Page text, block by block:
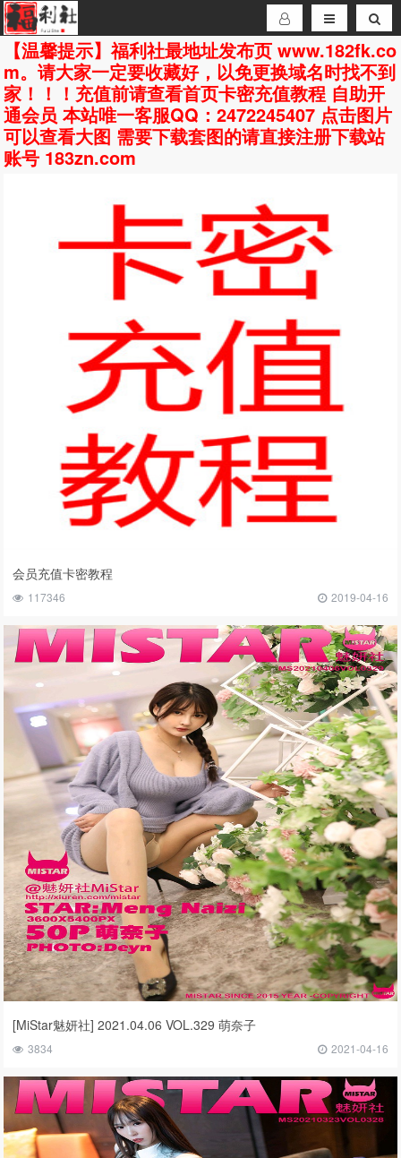
【温馨提示】福利社最地址发布页 www.182fk.co
m。请大家一定要收藏好，以免更换域名时找不到
家！！！充值前请查看首页卡密充值教程 自助开
通会员 本站唯一客服QQ：2472245407 点击图片
可以查看大图 需要下载套图的请直接注册下载站
账号 183zn.com
会员充值卡密教程
117346 2019-04-16
[MiStar魅妍社] 2021.04.06 VOL.329 萌奈子
3834 2021-04-16